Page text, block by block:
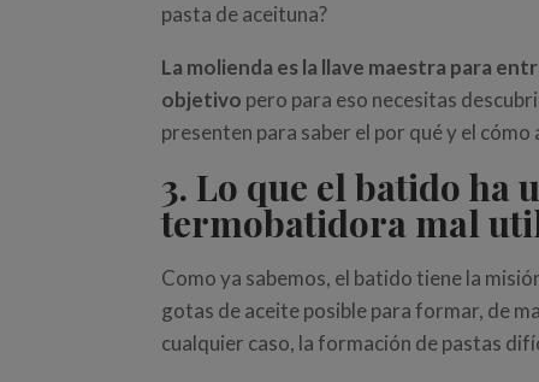
pasta de aceituna?
La molienda es la llave maestra para
objetivo pero para eso necesitas
presenten para saber el por qué y el
3. Lo que el batido ha
termobatidora mal
Como ya sabemos, el batido tiene la
gotas de aceite posible para formar, de
cualquier caso, la formación de pastas